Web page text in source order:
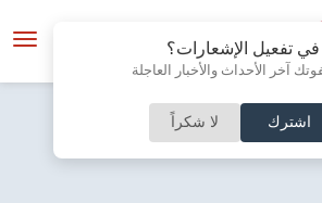
تفعيل الإشعارات؟
آخر الأحداث والأخبار العاجلة
اشترك لا شكراً